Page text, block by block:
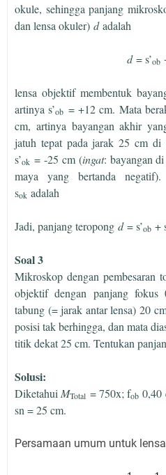
okule, sehingga panjang
dan lensa okuler) d adalah
d = s’ob
lensa objektif membentuk
artinya s’ob = +12 cm. Mata
cm, artinya bayangan akhir
jatuh tepat pada jarak 25 cm di
s’ok = -25 cm (ingat: bayangan
maya yang bertanda
sok adalah
Jadi, panjang teropong d = s’ob +
Soal 3
Mikroskop dengan pembesaran
objektif dengan panjang
tabung (= jarak antar lensa) 20
posisi tak berhingga, dan mata
titik dekat 25 cm. Tentukan
Solusi:
Diketahui MTotal = 750x; fob 0,40
sn = 25 cm.
Persamaan umum untuk